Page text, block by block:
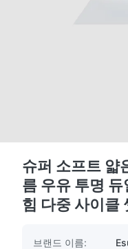
슈퍼 소프트 얇
름 우유 투명
힘 다중 사이클
브랜드 이름: